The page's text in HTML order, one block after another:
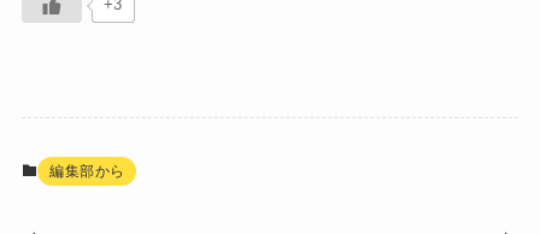
+3
編集部から